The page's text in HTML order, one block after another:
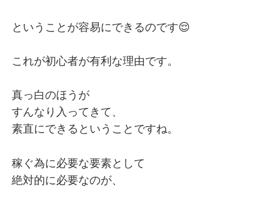
ということが容易にできるのです😌
これが初心者が有利な理由です。
真っ白のほうが
すんなり入ってきて、
素直にできるということですね。
稼ぐ為に必要な要素として
絶対的に必要なのが、